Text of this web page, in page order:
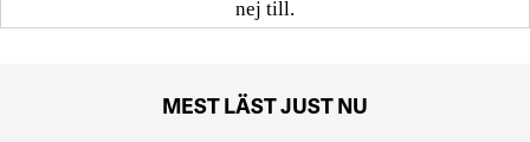
nej till.
MEST LÄST JUST NU